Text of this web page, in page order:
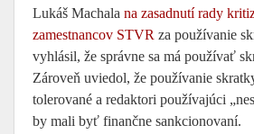
Lukáš Machala na zasadnutí rady
zamestnancov STVR za používanie
vyhlásil, že správne sa má používať
Zároveň uviedol, že používanie
tolerované a redaktori používajúci
by mali byť finančne sankcionovaní.